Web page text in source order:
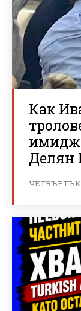
Как
Делян
ЧЕТВЪРТЪК,